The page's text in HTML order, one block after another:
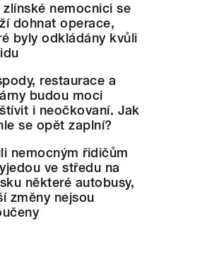
zlínské nemocnici se
dohnat operace,
byly odkládány kvůli
restaurace a
budou moci
i neočkovaní. Jak
se opět zaplní?
nemocným řidičům
ve středu na
některé autobusy,
změny nejsou